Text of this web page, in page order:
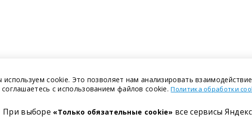
cookie. Это позволяет нам анализировать
с использованием файлов cookie.Политика обработки
При выборе «Только обязательные cookie» все сервисы